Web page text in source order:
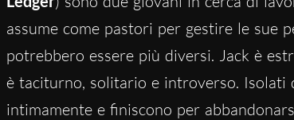
assume come pastori per gestire le sue
potrebbero essere più diversi. Jack è
è taciturno, solitario e introverso. Isolati
intimamente e finiscono per